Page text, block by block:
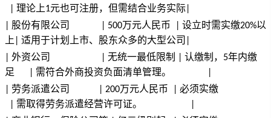
册
资
金
新
理论上1元也可注册，但需结合业务实际
股份有限公司 | 500万元人民币 设立时需实缴20%以
上
适用于计划上市、股东众多的大型公司
外资公司 无统一最低限制 认缴制， 5年内缴
足
需符合外商投资负面清单管理。
劳务派遣公司 | 200万元人民币 必须实缴
需取得劳务派遣经营许可证。